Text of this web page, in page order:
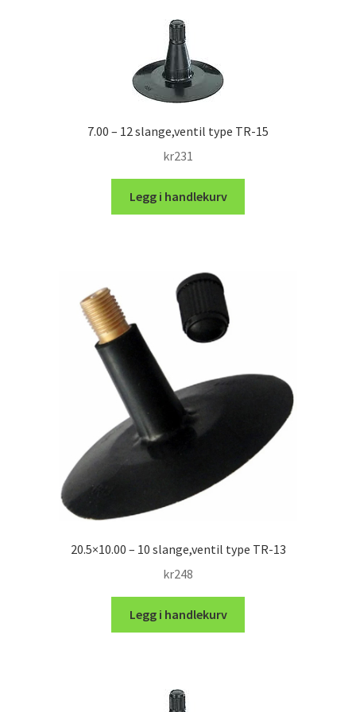
7.00 – 12 slange,ventil type TR-15
kr231
Legg i handlekurv
20.5×10.00 – 10 slange,ventil type TR-13
kr248
Legg i handlekurv